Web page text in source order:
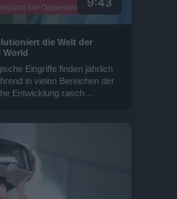
die Welt der
World
Eingriffe finden jährlich
in vielen Bereichen der
Entwicklung rasch